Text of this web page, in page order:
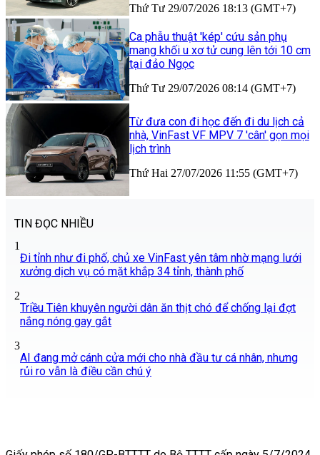
Thứ Tư 29/07/2026 18:13 (GMT+7)
Ca phẫu thuật 'kép' cứu sản phụ
mang khối u xơ tử cung lên tới 10 cm
tại đảo Ngọc
Thứ Tư 29/07/2026 08:14 (GMT+7)
Từ đưa con đi học đến đi du lịch cả
nhà, VinFast VF MPV 7 'cân' gọn mọi
lịch trình
Thứ Hai 27/07/2026 11:55 (GMT+7)
TIN ĐỌC NHIỀU
1
Đi tỉnh như đi phố, chủ xe VinFast yên tâm nhờ mạng lưới
xưởng dịch vụ có mặt khắp 34 tỉnh, thành phố
2
Triều Tiên khuyên người dân ăn thịt chó để chống lại đợt
nắng nóng gay gắt
3
AI đang mở cánh cửa mới cho nhà đầu tư cá nhân, nhưng
rủi ro vẫn là điều cần chú ý